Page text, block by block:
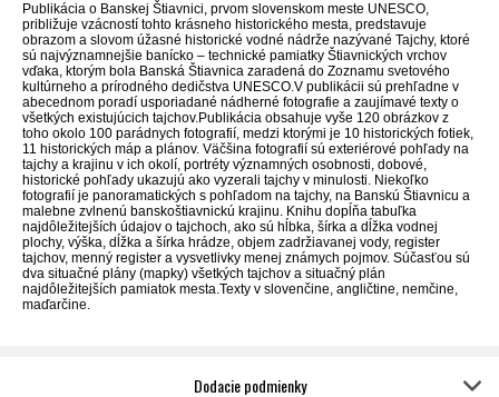
Publikácia o Banskej Štiavnici, prvom slovenskom meste UNESCO,
približuje vzácností tohto krásneho historického mesta, predstavuje
obrazom a slovom úžasné historické vodné nádrže nazývané Tajchy, ktoré
sú najvýznamnejšie banícko – technické pamiatky Štiavnických vrchov
vďaka, ktorým bola Banská Štiavnica zaradená do Zoznamu svetového
kultúrneho a prírodného dedičstva UNESCO.V publikácii sú prehľadne v
abecednom poradí usporiadané nádherné fotografie a zaujímavé texty o
všetkých existujúcich tajchov.Publikácia obsahuje vyše 120 obrázkov z
toho okolo 100 parádnych fotografií, medzi ktorými je 10 historických fotiek,
11 historických máp a plánov. Väčšina fotografií sú exteriérové pohľady na
tajchy a krajinu v ich okolí, portréty významných osobnosti, dobové,
historické pohľady ukazujú ako vyzerali tajchy v minulosti. Niekoľko
fotografií je panoramatických s pohľadom na tajchy, na Banskú Štiavnicu a
malebne zvlnenú banskoštiavnickú krajinu. Knihu dopĺňa tabuľka
najdôležitejších údajov o tajchoch, ako sú hĺbka, šírka a dĺžka vodnej
plochy, výška, dĺžka a šírka hrádze, objem zadržiavanej vody, register
tajchov, menný register a vysvetlivky menej známych pojmov. Súčasťou sú
dva situačné plány (mapky) všetkých tajchov a situačný plán
najdôležitejších pamiatok mesta.Texty v slovenčine, angličtine, nemčine,
maďarčine.
Dodacie podmienky